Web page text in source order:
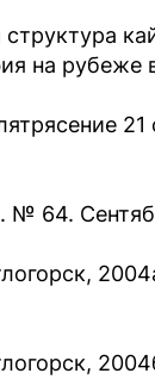
на рубеже
№ 64.